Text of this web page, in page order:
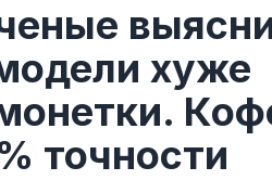
хуже
точности